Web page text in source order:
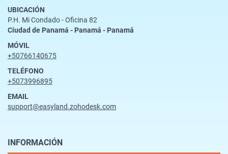
UBICACIÓN
P.H. Mi Condado - Oficina 82
Ciudad de Panamá - Panamá - Panamá
MÓVIL
+50766140675
TELÉFONO
+5073996895
EMAIL
support@easyland.zohodesk.com
INFORMACIÓN